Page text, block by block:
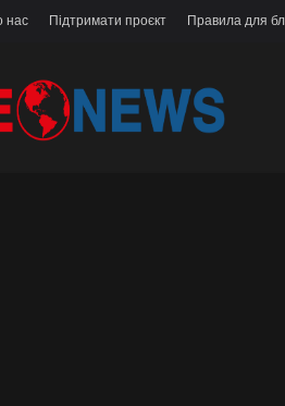
нас Підтримати проєкт Правила для